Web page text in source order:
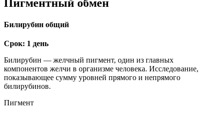
Пигментный обмен
Билирубин общий
Срок: 1 день
Билирубин — желчный пигмент, один из главных
компонентов желчи в организме человека. Исследование,
показывающее сумму уровней прямого и непрямого
билирубинов.
Пигмент